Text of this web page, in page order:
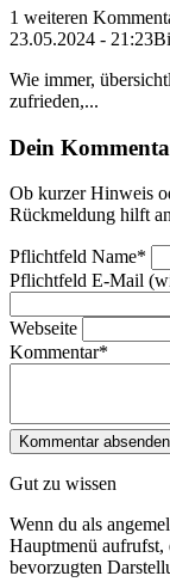
1 weiteren
23.05.2024 - 21:23
Wie immer,
zufrieden,...
Dein
Ob kurzer Hinweis
Rückmeldung hilft
Pflichtfeld Name*
Pflichtfeld E-Mail
Webseite
Kommentar*
Gut zu wissen
Wenn du als
Hauptmenü
bevorzugten